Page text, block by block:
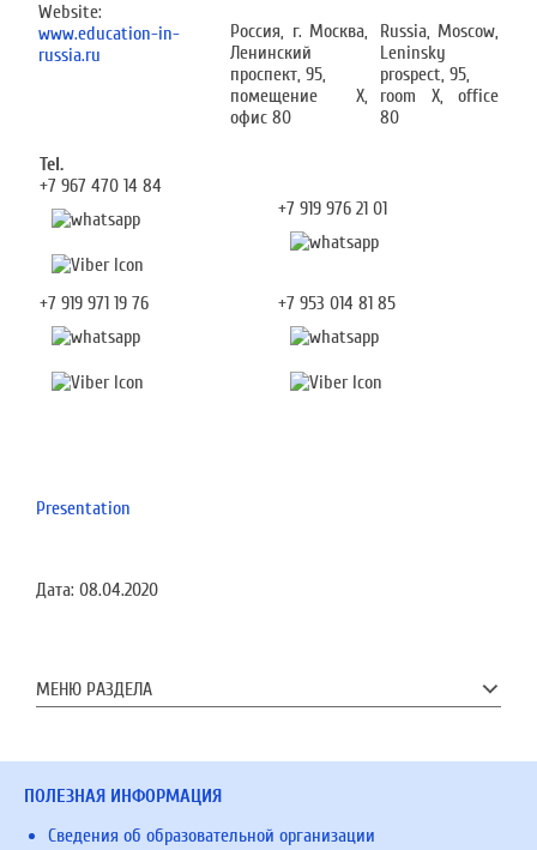
Website:
www.education-in-
russia.ru
Россия, г. Москва,
Ленинский
проспект, 95,
помещение Х,
офис 80
Russia, Moscow,
Leninsky
prospect, 95,
room X, office
80
Tel.
+7 967 470 14 84
+7 919 976 21 01
+7 919 971 19 76 +7 953 014 81 85
Presentation
Дата: 08.04.2020
МЕНЮ РАЗДЕЛА
ПОЛЕЗНАЯ ИНФОРМАЦИЯ
Сведения об образовательной организации